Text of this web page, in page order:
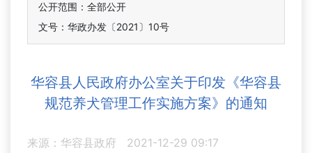
公开范围：全部公开
文号：华政办发〔2021〕10号
华容县人民政府办公室关于印发《华容县
规范养犬管理工作实施方案》的通知
来源：华容县政府
2021-12-29 09:17